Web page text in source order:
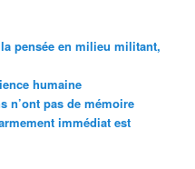
pensée en milieu militant,
humaine
n’ont pas de mémoire
immédiat est